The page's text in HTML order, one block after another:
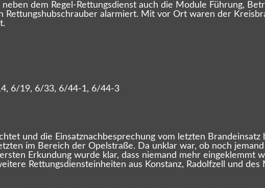
dem Regel-Rettungsdienst auch die Module Führung,
Rettungshubschrauber alarmiert. Mit vor Ort waren der
6/19, 6/33, 6/44-1, 6/44-3
und die Einsatznachbesprechung vom letzten
im Bereich der Opelstraße. Da unklar war, ob noch
Erkundung wurde klar, dass niemand mehr eingeklemmt
Rettungsdiensteinheiten aus Konstanz, Radolfzell und